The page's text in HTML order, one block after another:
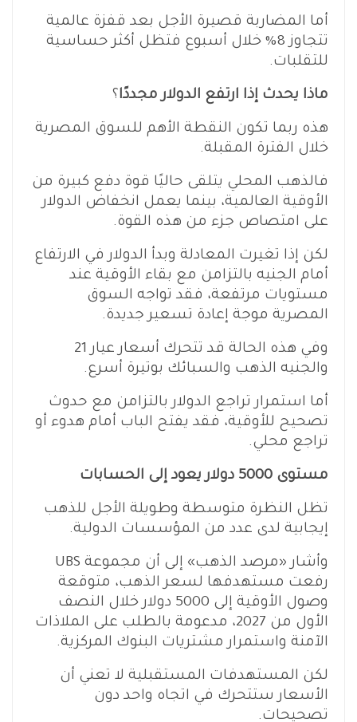
أما المضاربة قصيرة الأجل بعد قفزة عالمية
تتجاوز 8% خلال أسبوع فتظل أكثر حساسية
للتقلبات.
ماذا يحدث إذا ارتفع الدولار مجددًا؟
هذه ربما تكون النقطة الأهم للسوق المصرية
خلال الفترة المقبلة.
فالذهب المحلي يتلقى حاليًا قوة دفع كبيرة من
الأوقية العالمية، بينما يعمل انخفاض الدولار
على امتصاص جزء من هذه القوة.
لكن إذا تغيرت المعادلة وبدأ الدولار في الارتفاع
أمام الجنيه بالتزامن مع بقاء الأوقية عند
مستويات مرتفعة، فقد تواجه السوق
المصرية موجة إعادة تسعير جديدة.
وفي هذه الحالة قد تتحرك أسعار عيار 21
والجنيه الذهب والسبائك بوتيرة أسرع.
أما استمرار تراجع الدولار بالتزامن مع حدوث
تصحيح للأوقية، فقد يفتح الباب أمام هدوء أو
تراجع محلي.
مستوى 5000 دولار يعود إلى الحسابات
تظل النظرة متوسطة وطويلة الأجل للذهب
إيجابية لدى عدد من المؤسسات الدولية.
وأشار «مرصد الذهب» إلى أن مجموعة UBS
رفعت مستهدفها لسعر الذهب، متوقعة
وصول الأوقية إلى 5000 دولار خلال النصف
الأول من 2027، مدعومة بالطلب على الملاذات
الآمنة واستمرار مشتريات البنوك المركزية.
لكن المستهدفات المستقبلية لا تعني أن
الأسعار ستتحرك في اتجاه واحد دون
تصحيحات.